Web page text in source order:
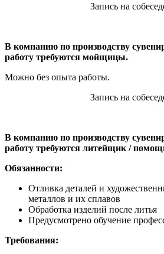
Запись на
В компанию по производству
работу требуются мойщицы.
Можно без опыта работы.
Запись на
В компанию по производству
работу требуются литейщик /
Обязанности:
Отливка деталей и
металлов и их сплавов
Обработка изделий после литья
Предусмотрено обучение
Требования: